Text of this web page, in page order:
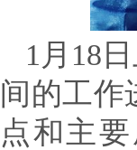
1月18
间的工作
点和主